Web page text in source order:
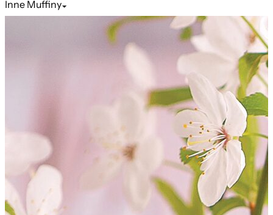
InneMuffiny